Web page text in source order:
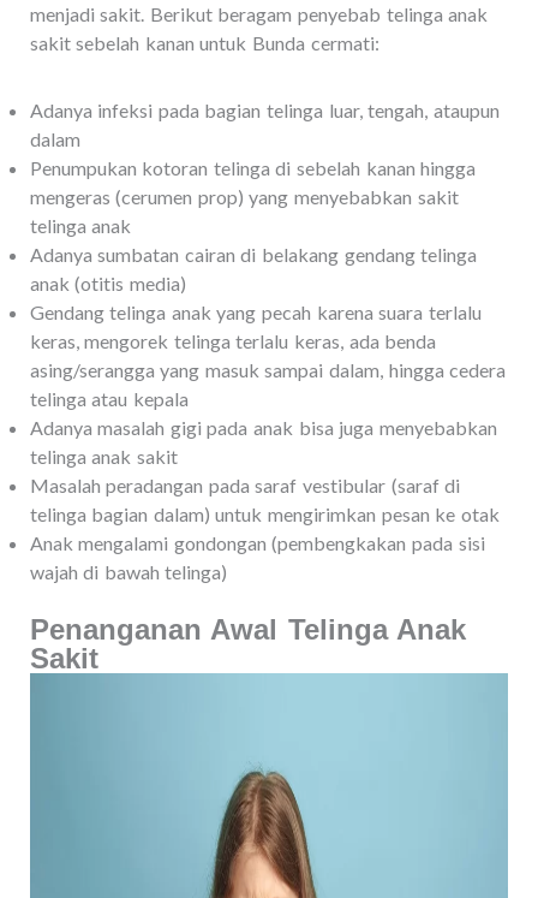
menjadi sakit. Berikut beragam penyebab telinga anak
sakit sebelah kanan untuk Bunda cermati:
Adanya infeksi pada bagian telinga luar, tengah, ataupun
dalam
Penumpukan kotoran telinga di sebelah kanan hingga
mengeras (cerumen prop) yang menyebabkan sakit
telinga anak
Adanya sumbatan cairan di belakang gendang telinga
anak (otitis media)
Gendang telinga anak yang pecah karena suara terlalu
keras, mengorek telinga terlalu keras, ada benda
asing/serangga yang masuk sampai dalam, hingga cedera
telinga atau kepala
Adanya masalah gigi pada anak bisa juga menyebabkan
telinga anak sakit
Masalah peradangan pada saraf vestibular (saraf di
telinga bagian dalam) untuk mengirimkan pesan ke otak
Anak mengalami gondongan (pembengkakan pada sisi
wajah di bawah telinga)
Penanganan Awal Telinga Anak
Sakit